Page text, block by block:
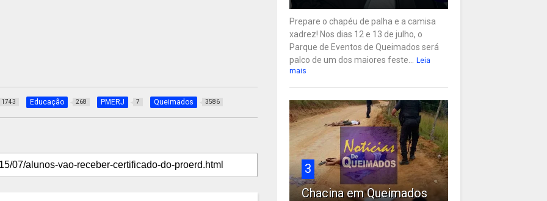
1743 Educação 268 PMERJ 7 Queimados 3586
Prepare o chapéu de palha e a camisa
xadrez! Nos dias 12 e 13 de julho, o
Parque de Eventos de Queimados será
palco de um dos maiores feste...
Leia
mais
3
Chacina em Queimados